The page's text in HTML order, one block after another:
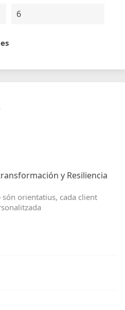
6
orientatius, cada client